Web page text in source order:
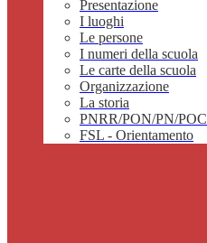
Presentazione
I luoghi
Le persone
I numeri della scuola
Le carte della scuola
Organizzazione
La storia
PNRR/PON/PN/POC
FSL - Orientamento